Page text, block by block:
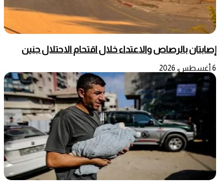
إصابتان بالرصاص والاعتداء خلال اقتحام الاحتلال جنين
6 أغسطس، 2026